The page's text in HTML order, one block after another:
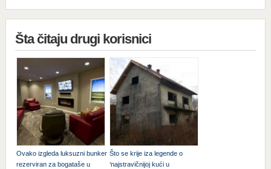
Šta čitaju drugi korisnici
Ovako izgleda luksuzni bunker
rezerviran za bogataše u
Što se krije iza legende o
‘najstravičnijoj kući u